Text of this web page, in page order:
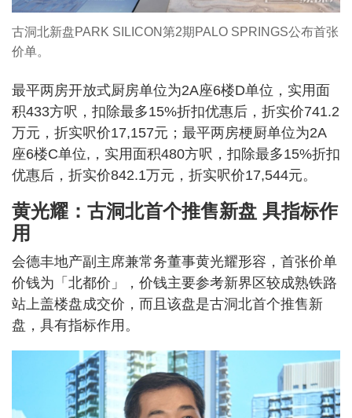
古洞北新盘PARK SILICON第2期PALO SPRINGS公布首张
价单。
最平两房开放式厨房单位为2A座6楼D单位，实用面
积433方呎，扣除最多15%折扣优惠后，折实价741.2
万元，折实呎价17,157元；最平两房梗厨单位为2A
座6楼C单位,，实用面积480方呎，扣除最多15%折扣
优惠后，折实价842.1万元，折实呎价17,544元。
黄光耀：古洞北首个推售新盘 具指标作
用
会德丰地产副主席兼常务董事黄光耀形容，首张价单
价钱为「北都价」，价钱主要参考新界区较成熟铁路
站上盖楼盘成交价，而且该盘是古洞北首个推售新
盘，具有指标作用。